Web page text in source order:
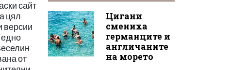
Цигани
смениха
германците и
англичаните
на морето